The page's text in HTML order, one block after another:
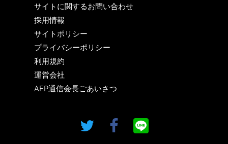
サイトに関するお問い合わせ
採用情報
サイトポリシー
プライバシーポリシー
利用規約
運営会社
AFP通信会長ごあいさつ